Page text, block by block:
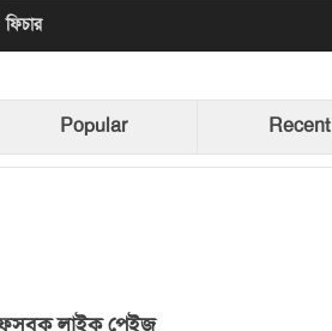
ফিচার
Popular Recent
লাইক পেইজ